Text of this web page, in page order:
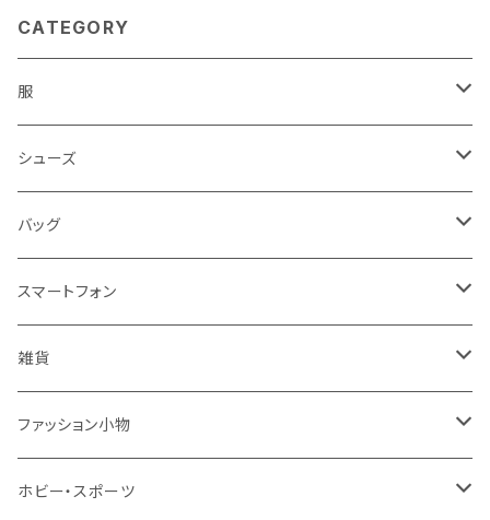
CATEGORY
服
レディース
トップス
コート・ジャケット
メンズ
バッグ
帽子
キッズ＆ベビー
浴衣
シューズ
レディース
サンダル
スニーカー
メンズ
サンダル
キッズ＆ベビー
バッグ
レディース
メンズ
キッズ＆ベビー
スマートフォン
アクセサリ
ケース・カバー
ケーブル・アダプター
ケース
スタント
雑貨
ガラス
タオル
ファッション小物
サングラス・眼鏡
ホビー・スポーツ